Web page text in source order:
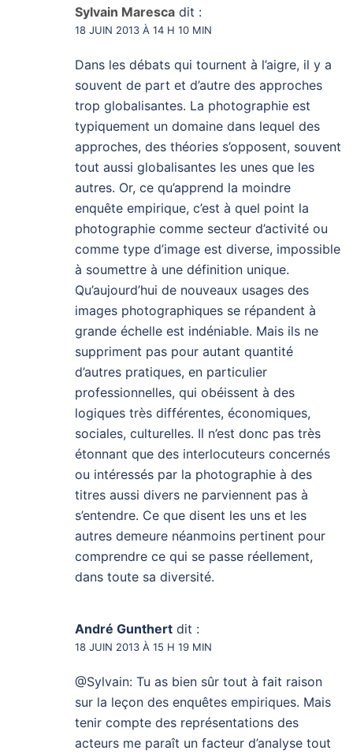
Sylvain Maresca dit :
18 JUIN 2013 À 14 H 10 MIN
Dans les débats qui tournent à l’aigre, il y a
souvent de part et d’autre des approches
trop globalisantes. La photographie est
typiquement un domaine dans lequel des
approches, des théories s’opposent, souvent
tout aussi globalisantes les unes que les
autres. Or, ce qu’apprend la moindre
enquête empirique, c’est à quel point la
photographie comme secteur d’activité ou
comme type d’image est diverse, impossible
à soumettre à une définition unique.
Qu’aujourd’hui de nouveaux usages des
images photographiques se répandent à
grande échelle est indéniable. Mais ils ne
suppriment pas pour autant quantité
d’autres pratiques, en particulier
professionnelles, qui obéissent à des
logiques très différentes, économiques,
sociales, culturelles. Il n’est donc pas très
étonnant que des interlocuteurs concernés
ou intéressés par la photographie à des
titres aussi divers ne parviennent pas à
s’entendre. Ce que disent les uns et les
autres demeure néanmoins pertinent pour
comprendre ce qui se passe réellement,
dans toute sa diversité.
André Gunthert dit :
18 JUIN 2013 À 15 H 19 MIN
@Sylvain: Tu as bien sûr tout à fait raison
sur la leçon des enquêtes empiriques. Mais
tenir compte des représentations des
acteurs me paraît un facteur d’analyse tout